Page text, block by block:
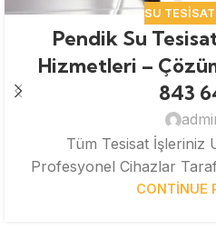
SU
Pendik Su
Hizmetleri –
843
Tüm Tesisat İşleriniz
Profesyonel Cihazlar
CONTINUE